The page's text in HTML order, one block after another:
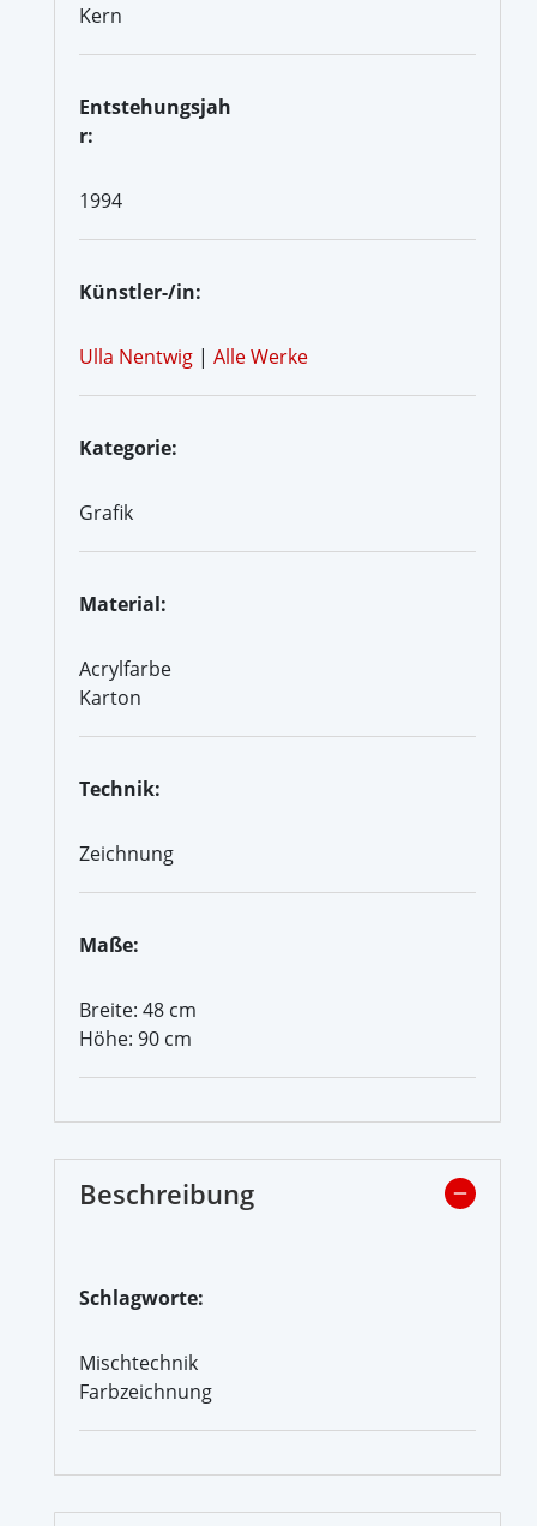
Kern
Entstehungsjah
r:
1994
Künstler-/in:
Ulla Nentwig | Alle Werke
Kategorie:
Grafik
Material:
Acrylfarbe
Karton
Technik:
Zeichnung
Maße:
Breite: 48 cm
Höhe: 90 cm
Beschreibung
Schlagworte:
Mischtechnik
Farbzeichnung